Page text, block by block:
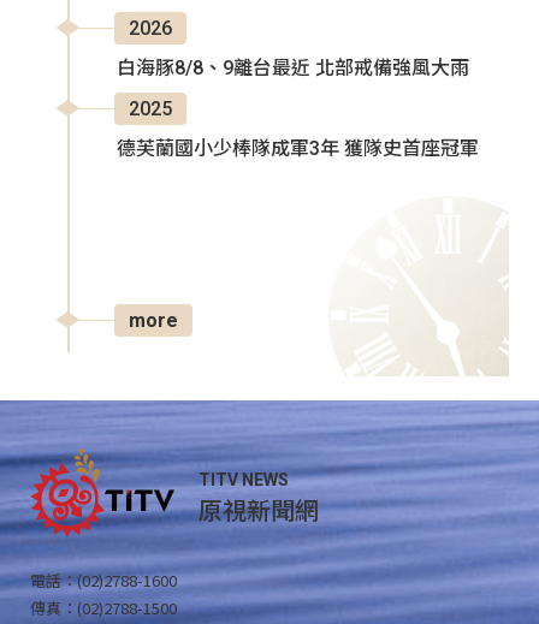
2026
白海豚8/8、9離台最近 北部戒備強風大雨
2025
德芙蘭國小少棒隊成軍3年 獲隊史首座冠軍
more
TITV NEWS
原視新聞網
電話：(02)2788-1600
傳真：(02)2788-1500